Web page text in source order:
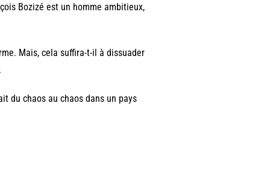
Bozizé est un homme ambitieux,
Mais, cela suffira-t-il à dissuader
du chaos au chaos dans un pays